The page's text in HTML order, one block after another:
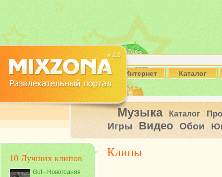
Интернет Каталог
Музыка Каталог
Игры Видео Обои
10 Лучших клипов
Guf - Новогодняя
Клипы